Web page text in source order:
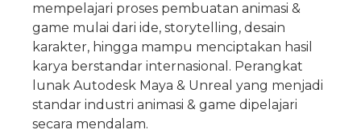
mempelajari proses pembuatan animasi &
game mulai dari ide, storytelling, desain
karakter, hingga mampu menciptakan hasil
karya berstandar internasional. Perangkat
lunak Autodesk Maya & Unreal yang menjadi
standar industri animasi & game dipelajari
secara mendalam.